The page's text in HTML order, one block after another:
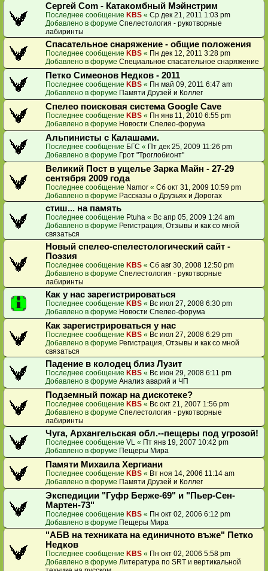
Сергей Com - Катакомбный Мэйнстрим
Последнее сообщение KBS « Ср дек 21, 2011 1:03 pm
Добавлено в форуме Спелестология - рукотворные
лабиринты
Спасательное снаряжение - общие положения
Последнее сообщение KBS « Пн дек 12, 2011 3:28 pm
Добавлено в форуме Специальное спасательное снаряжение
Петко Симеонов Недков - 2011
Последнее сообщение KBS « Пн май 09, 2011 6:47 am
Добавлено в форуме Памяти Друзей и Коллег
Спелео поисковая система Google Cave
Последнее сообщение KBS « Пн янв 11, 2010 6:55 pm
Добавлено в форуме Новости Спелео-форума
Альпинисты с Калашами.
Последнее сообщение БГС « Пт дек 25, 2009 11:26 pm
Добавлено в форуме Грот "Троглобионт"
Великий Пост в ущелье Зарка Майн - 27-29
сентября 2009 года
Последнее сообщение Namor « Сб окт 31, 2009 10:59 pm
Добавлено в форуме Рассказы о Друзьях и Дорогах
стиш... на память
Последнее сообщение Ptuha « Вс апр 05, 2009 1:24 am
Добавлено в форуме Регистрация, Отзывы и как со мной
связаться
Новый спелео-спелестологический сайт -
Поэзия
Последнее сообщение KBS « Сб авг 30, 2008 12:50 pm
Добавлено в форуме Спелестология - рукотворные
лабиринты
Как у нас зарегистрироваться
Последнее сообщение KBS « Вс июл 27, 2008 6:30 pm
Добавлено в форуме Новости Спелео-форума
Как зарегистрироваться у нас
Последнее сообщение KBS « Вс июл 27, 2008 6:29 pm
Добавлено в форуме Регистрация, Отзывы и как со мной
связаться
Падение в колодец близ Лузит
Последнее сообщение KBS « Вс июн 29, 2008 6:11 pm
Добавлено в форуме Анализ аварий и ЧП
Подземный пожар на дискотеке?
Последнее сообщение KBS « Вс окт 21, 2007 1:56 pm
Добавлено в форуме Спелестология - рукотворные
лабиринты
Чуга, Архангельская обл.--пещеры под угрозой!
Последнее сообщение VL « Пт янв 19, 2007 10:42 pm
Добавлено в форуме Пещеры Мира
Памяти Михаила Хергиани
Последнее сообщение KBS « Вт ноя 14, 2006 11:14 am
Добавлено в форуме Памяти Друзей и Коллег
Экспедиции "Гуфр Берже-69" и "Пьер-Сен-
Мартен-73"
Последнее сообщение KBS « Пн окт 02, 2006 6:12 pm
Добавлено в форуме Пещеры Мира
"АБВ на техниката на единичното въже" Петко
Недков
Последнее сообщение KBS « Пн окт 02, 2006 5:58 pm
Добавлено в форуме Литература по SRT и вертикальной